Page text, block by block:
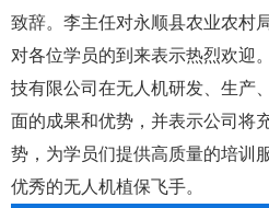
致辞。李主任对永顺县农业农村
对各位学员的到来表示热烈欢迎
技有限公司在无人机研发、生产
面的成果和优势，并表示公司将
势，为学员们提供高质量的培训
优秀的无人机植保飞手。